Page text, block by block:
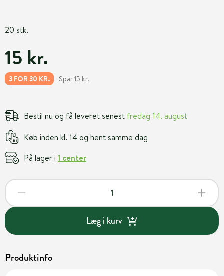
20 stk.
15 kr.
3 FOR 30 KR. Spar 15 kr.
Bestil nu og få leveret senestfredag 14. august
Køb inden kl. 14 og hent samme dag
På lager i 1 center
Læg i kurv
Produktinfo